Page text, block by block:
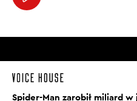
Spider-Man zarobił miliard